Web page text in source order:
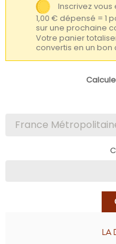
Inscrivez
1,00 € dépensé = 1
sur une prochaine
Votre panier
convertis en un
LA